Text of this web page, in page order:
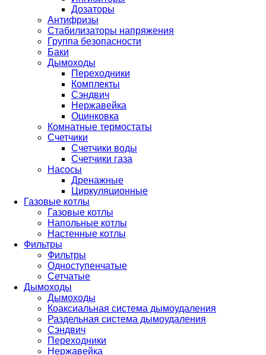
Дозаторы
Антифризы
Стабилизаторы напряжения
Группа безопасности
Баки
Дымоходы
Переходники
Комплекты
Сэндвич
Нержавейка
Оцинковка
Комнатные термостаты
Счетчики
Счетчики воды
Счетчики газа
Насосы
Дренажные
Циркуляционные
Газовые котлы
Газовые котлы
Напольные котлы
Настенные котлы
Фильтры
Фильтры
Одноступенчатые
Сетчатые
Дымоходы
Дымоходы
Коаксиальная система дымоудаления
Раздельная система дымоудаления
Сэндвич
Переходники
Нержавейка